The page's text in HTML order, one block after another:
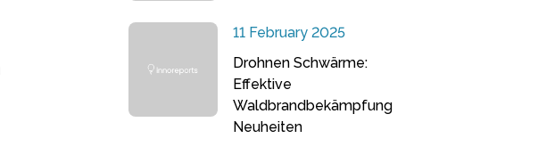
11 February 2025
Drohnen Schwärme:
Effektive
Waldbrandbekämpfung
Neuheiten